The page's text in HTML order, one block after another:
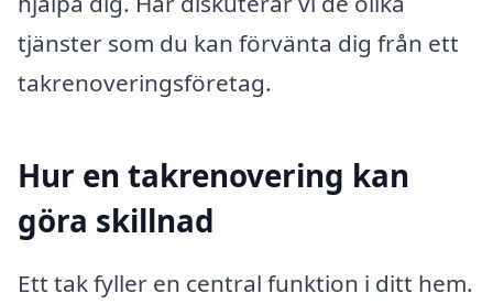
tjänster som du kan förvänta dig från ett
takrenoveringsföretag.
Hur en takrenovering kan
göra skillnad
Ett tak fyller en central funktion i ditt hem.